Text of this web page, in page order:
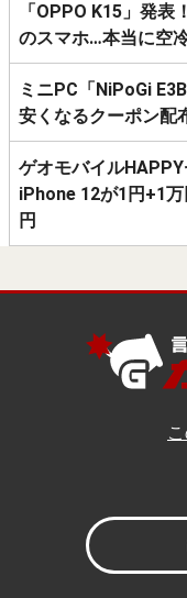
「OPPO K15」発
のスマホ…本当に空
ミニPC「NiPoGi
安くなるクーポン配
ゲオモバイル
iPhone 12が1円+1
円